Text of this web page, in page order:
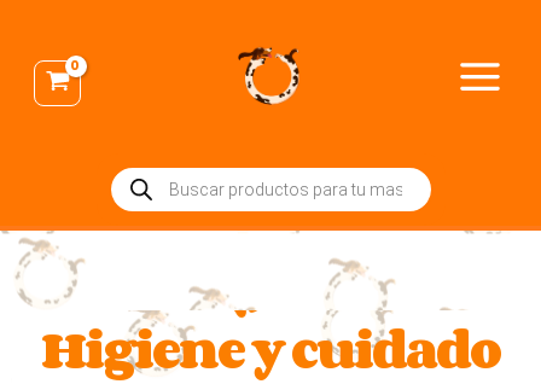
contenido
Búsqueda
de
productos
Higiene y cuidado